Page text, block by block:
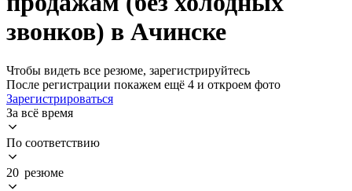
звонков) в Ачинске
Чтобы видеть все резюме, зарегистрируйтесь
После регистрации покажем ещё 4 и откроем фото
Зарегистрироваться
За всё время
По соответствию
20 резюме